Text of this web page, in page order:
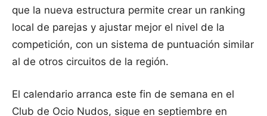
que la nueva estructura permite crear un ranking
local de parejas y ajustar mejor el nivel de la
competición, con un sistema de puntuación similar
al de otros circuitos de la región.
El calendario arranca este fin de semana en el
Club de Ocio Nudos, sigue en septiembre en